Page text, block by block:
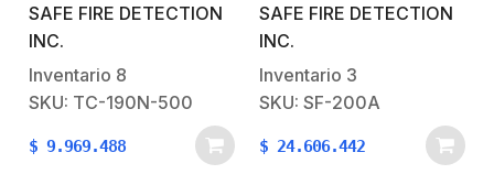
recientemente
desarrollada para
proporcionar una
detección excepcional,
durabilidad y flexibilidad
del diseño. En el núcleo
SAFE FIRE DETECTION
INC.
Inventario 8
SKU: TC-190N-500
$ 9.969.488
ellos monitorea la banda
espectral para
emisiones de CO2 . Los
otros dos sensores
espectrales adyacentes
SAFE FIRE DETECTION
INC.
Inventario 3
SKU: SF-200A
$ 24.606.442